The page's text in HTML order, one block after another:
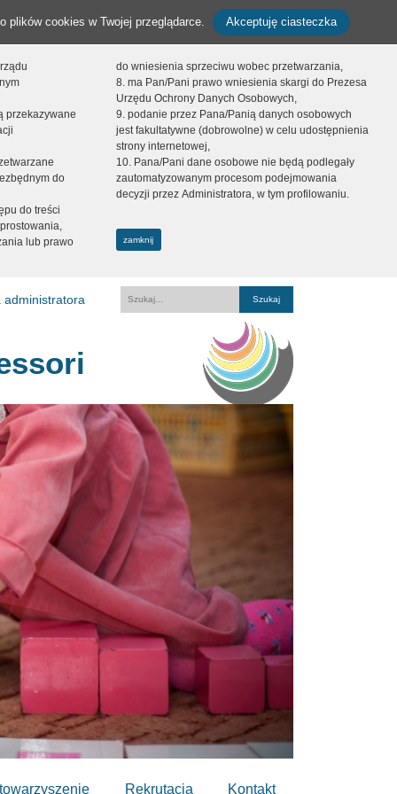
plików cookies w Twojej przeglądarce. Akceptuję ciasteczka
przekazywane
do
do treści
lub prawo
do wniesienia sprzeciwu wobec przetwarzania,
8. ma Pan/Pani prawo wniesienia skargi do Prezesa
Urzędu Ochrony Danych Osobowych,
9. podanie przez Pana/Panią danych osobowych
jest fakultatywne (dobrowolne) w celu udostępnienia
strony internetowej,
10. Pana/Pani dane osobowe nie będą podlegały
zautomatyzowanym procesom podejmowania
decyzji przez Administratora, w tym profilowaniu.
zamknij
Fraza
Rekrutacja Kontakt